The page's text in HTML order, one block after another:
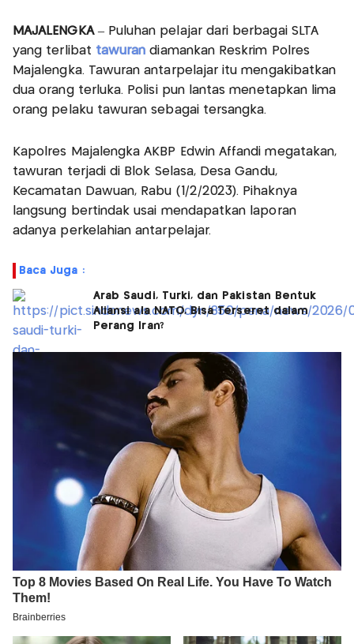
MAJALENGKA– Puluhan pelajar dari berbagai SLTA
yang terlibat tawuran diamankan Reskrim Polres
Majalengka. Tawuran antarpelajar itu mengakibatkan
dua orang terluka. Polisi pun lantas menetapkan lima
orang pelaku tawuran sebagai tersangka.
Kapolres Majalengka AKBP Edwin Affandi megatakan,
tawuran terjadi di Blok Selasa, Desa Gandu,
Kecamatan Dawuan, Rabu (1/2/2023). Pihaknya
langsung bertindak usai mendapatkan laporan
adanya perkelahian antarpelajar.
Baca Juga :
Arab Saudi, Turki, dan Pakistan Bentuk
Aliansi ala NATO, Bisa Terseret dalam
Perang Iran?